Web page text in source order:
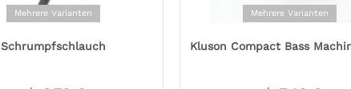
Mehrere Varianten
Schrumpfschlauch
Mehrere Varianten
Kluson Compact Bass